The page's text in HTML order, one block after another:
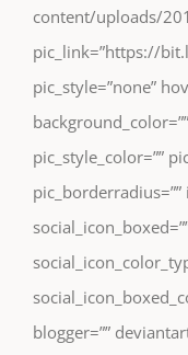
content/uploads/
pic_link=”https://
pic_style=”none”
pic_style_color=””
pic_borderradius=””
blogger=””